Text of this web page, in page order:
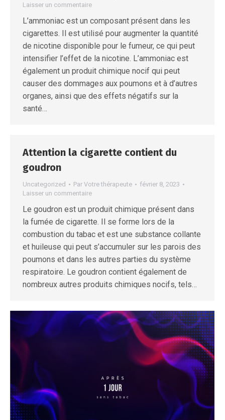
Laisser un commentaire
L’ammoniac est un composant présent dans les
cigarettes. Il est utilisé pour augmenter la quantité
de nicotine disponible pour le fumeur, ce qui peut
intensifier l’effet de la nicotine. L’ammoniac est
également un produit chimique nocif qui peut
causer des dommages aux poumons et à d’autres
organes, ainsi que des effets négatifs sur la
santé…
Attention la cigarette contient du
goudron
Uncategorized Par Votre thérapeute
février 8, 2023
Laisser un commentaire
Le goudron est un produit chimique présent dans
la fumée de cigarette. Il se forme lors de la
combustion du tabac et est une substance collante
et huileuse qui peut s’accumuler sur les parois des
poumons et dans les autres parties du système
respiratoire. Le goudron contient également de
nombreux autres produits chimiques nocifs, tels…